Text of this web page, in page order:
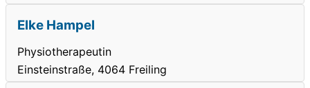
Elke Hampel
Physiotherapeutin
Einsteinstraße, 4064 Freiling